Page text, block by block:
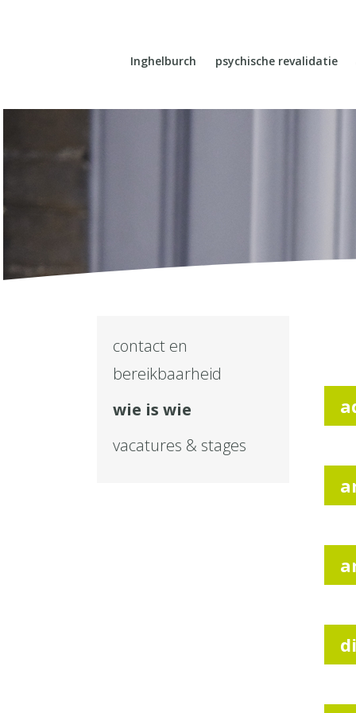
Inghelburch psychische revalidatie
contact en
bereikbaarheid
wie is wie
vacatures & stages